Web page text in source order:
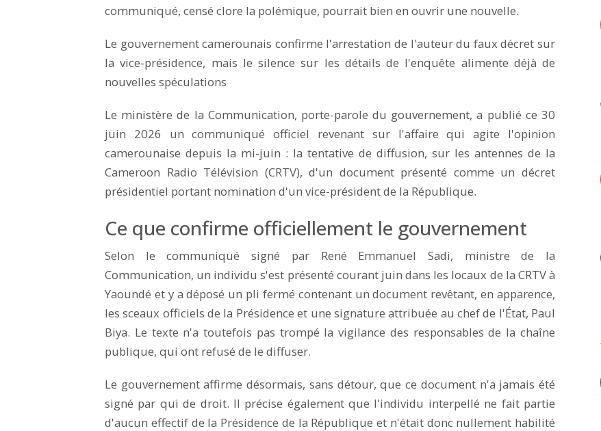
communiqué, censé clore la polémique, pourrait bien en ouvrir une nouvelle.
Le gouvernement camerounais confirme l'arrestation de l'auteur du faux décret sur
la vice-présidence, mais le silence sur les détails de l'enquête alimente déjà de
nouvelles spéculations
Le ministère de la Communication, porte-parole du gouvernement, a publié ce 30
juin 2026 un communiqué officiel revenant sur l'affaire qui agite l'opinion
camerounaise depuis la mi-juin : la tentative de diffusion, sur les antennes de la
Cameroon Radio Télévision (CRTV), d'un document présenté comme un décret
présidentiel portant nomination d'un vice-président de la République.
Ce que confirme officiellement le gouvernement
Selon le communiqué signé par René Emmanuel Sadi, ministre de la
Communication, un individu s'est présenté courant juin dans les locaux de la CRTV à
Yaoundé et y a déposé un pli fermé contenant un document revêtant, en apparence,
les sceaux officiels de la Présidence et une signature attribuée au chef de l'État, Paul
Biya. Le texte n'a toutefois pas trompé la vigilance des responsables de la chaîne
publique, qui ont refusé de le diffuser.
Le gouvernement affirme désormais, sans détour, que ce document n'a jamais été
signé par qui de droit. Il précise également que l'individu interpellé ne fait partie
d'aucun effectif de la Présidence de la République et n'était donc nullement habilité